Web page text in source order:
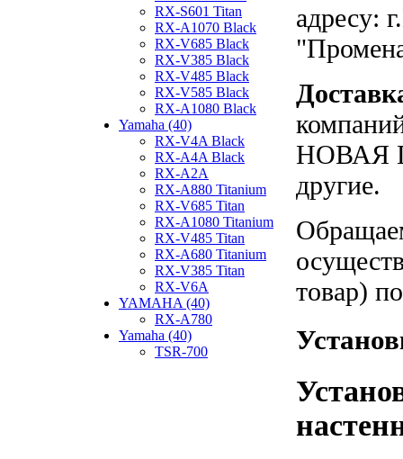
RX-S601 Titan
RX-A1070 Black
RX-V685 Black
RX-V385 Black
RX-V485 Black
RX-V585 Black
RX-A1080 Black
Yamaha (40)
RX-V4A Black
RX-A4A Black
RX-A2A
RX-A880 Titanium
RX-V685 Titan
RX-A1080 Titanium
RX-V485 Titan
RX-A680 Titanium
RX-V385 Titan
RX-V6A
YAMAHA (40)
RX-A780
Yamaha (40)
TSR-700
адресу:
НОВАЯ
другие.
товар)